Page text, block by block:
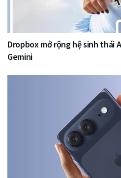
Dropbox mở rộng hệ sinh thái
Gemini